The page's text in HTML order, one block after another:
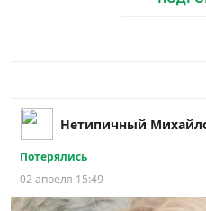
Потерялись
02 апреля 15:49